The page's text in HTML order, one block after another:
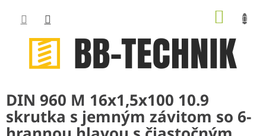
obsah
DIN 960 M 16x1,5x100 10.9
skrutka s jemným závitom so 6-